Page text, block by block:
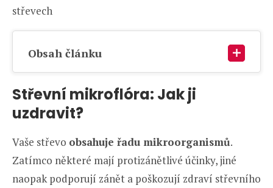
střevech
Obsah článku
Střevní mikroflóra: Jak ji
uzdravit?
Vaše střevo obsahuje řadu mikroorganismů.
Zatímco některé mají protizánětlivé účinky, jiné
naopak podporují zánět a poškozují zdraví střevního